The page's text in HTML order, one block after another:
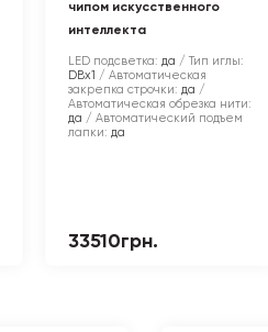
чипом искусственного
интеллекта
LED подсветка: да
Тип иглы:
DBx1
Автоматическая
закрепка строчки: да
Автоматическая обрезка нити:
да
Автоматический подъем
лапки: да
33510грн.